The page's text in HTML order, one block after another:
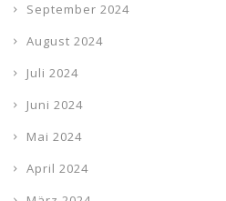
September 2024
August 2024
Juli 2024
Juni 2024
Mai 2024
April 2024